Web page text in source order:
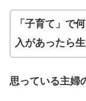
「子育て」で
入があったら
思っている主婦